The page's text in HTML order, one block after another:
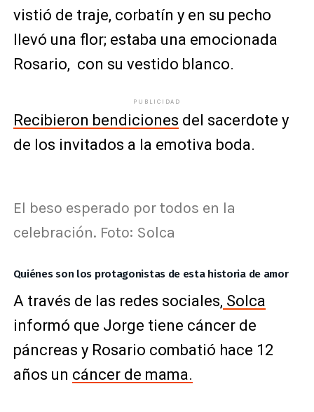
vistió de traje, corbatín y en su pecho
llevó una flor; estaba una emocionada
Rosario, con su vestido blanco.
PUBLICIDAD
Recibieron bendiciones del sacerdote y
de los invitados a la emotiva boda.
El beso esperado por todos en la
celebración. Foto: Solca
Quiénes son los protagonistas de esta historia de amor
A través de las redes sociales, Solca
informó que Jorge tiene cáncer de
páncreas y Rosario combatió hace 12
años un cáncer de mama.